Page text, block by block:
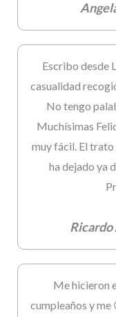
Escribo desde
casualidad
No tengo
Muchísimas
muy fácil. El trato
ha dejado ya
Me hicieron
cumpleaños y me